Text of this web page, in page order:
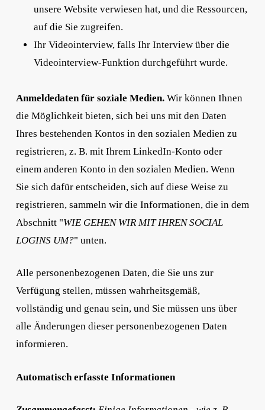
unsere Website verwiesen hat, und die Ressourcen,
auf die Sie zugreifen.
Ihr Videointerview, falls Ihr Interview über die
Videointerview-Funktion durchgeführt wurde.
Anmeldedaten für soziale Medien.Wir können Ihnen
die Möglichkeit bieten, sich bei uns mit den Daten
Ihres bestehenden Kontos in den sozialen Medien zu
registrieren, z. B. mit Ihrem LinkedIn-Konto oder
einem anderen Konto in den sozialen Medien. Wenn
Sie sich dafür entscheiden, sich auf diese Weise zu
registrieren, sammeln wir die Informationen, die in dem
Abschnitt "WIE GEHEN WIR MIT IHREN SOCIAL
LOGINS UM?" unten.
Alle personenbezogenen Daten, die Sie uns zur
Verfügung stellen, müssen wahrheitsgemäß,
vollständig und genau sein, und Sie müssen uns über
alle Änderungen dieser personenbezogenen Daten
informieren.
Automatisch erfasste Informationen